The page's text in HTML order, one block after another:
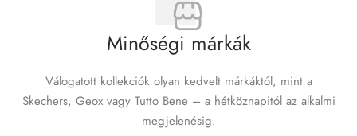
Minőségi márkák
Válogatott kollekciók olyan kedvelt márkáktól, mint a
Skechers, Geox vagy Tutto Bene – a hétköznapitól az alkalmi
megjelenésig.